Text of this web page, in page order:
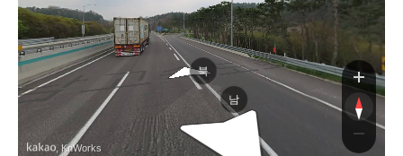
도로
북
남
, KnWorks